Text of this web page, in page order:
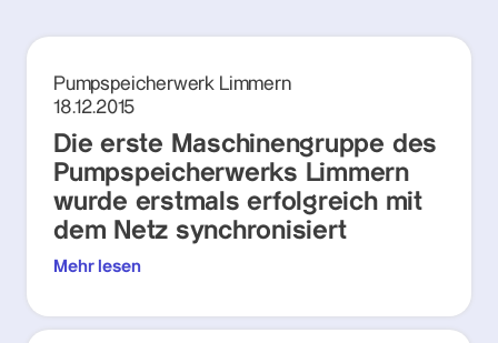
Pumpspeicherwerk Limmern
18.12.2015
Die erste Maschinengruppe des
Pumpspeicherwerks Limmern
wurde erstmals erfolgreich mit
dem Netz synchronisiert
Mehr lesen